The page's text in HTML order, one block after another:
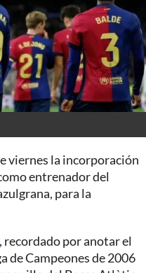
viernes la incorporación
entrenador del
para la
recordado por anotar el
de Campeones de 2006